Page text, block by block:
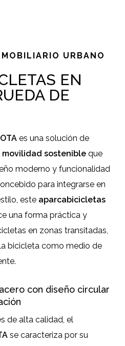
URBANO
EN
DE
es una solución de
movilidad sostenibleque
moderno y funcionalidad
para integrarse en
este aparcabicicletas
una forma práctica y
en zonas transitadas,
bicicleta como medio de
con diseño circular
de alta calidad, el
se caracteriza por su